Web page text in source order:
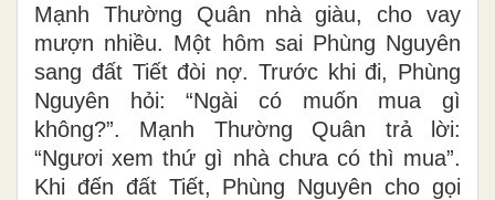
Mạnh Thường Quân nhà giàu, cho vay
mượn nhiều. Một hôm sai Phùng Nguyên
sang đất Tiết đòi nợ. Trước khi đi, Phùng
Nguyên hỏi: “Ngài có muốn mua gì
không?”. Mạnh Thường Quân trả lời:
“Ngươi xem thứ gì nhà chưa có thì mua”.
Khi đến đất Tiết, Phùng Nguyên cho gọi